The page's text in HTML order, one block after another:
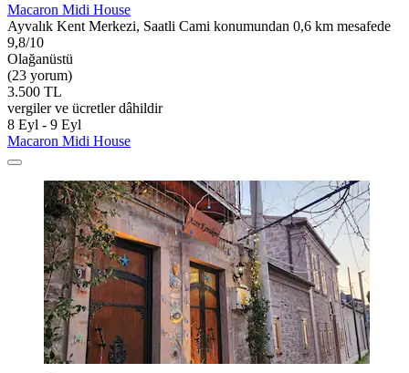
Macaron Midi House
Ayvalık Kent Merkezi, Saatli Cami konumundan 0,6 km mesafede
9,8/10
Olağanüstü
(23 yorum)
3.500 TL
vergiler ve ücretler dâhildir
8 Eyl - 9 Eyl
Macaron Midi House